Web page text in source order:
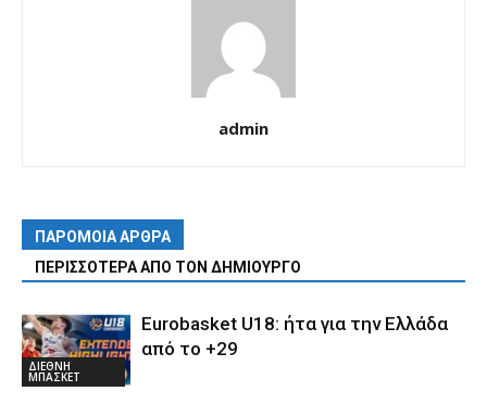
admin
ΠΑΡΟΜΟΙΑ ΑΡΘΡΑ
ΠΕΡΙΣΣΟΤΕΡΑ ΑΠΟ ΤΟΝ ΔΗΜΙΟΥΡΓΟ
ΔΙΕΘΝΗ
ΜΠΑΣΚΕΤ
Eurobasket U18: ήτα για την Ελλάδα
από το +29